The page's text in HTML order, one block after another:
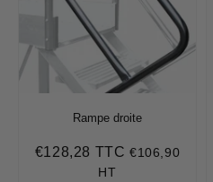
Rampe droite
Prix
€128,28 TTC €128,28
€106,90
HT